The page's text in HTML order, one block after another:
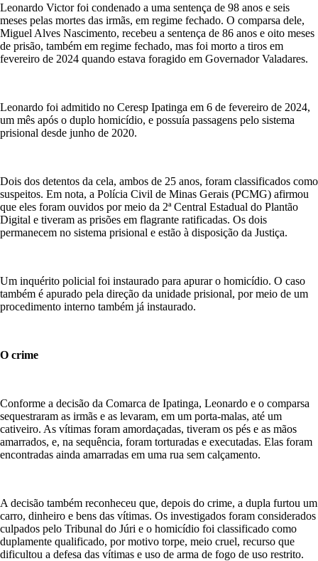
Leonardo Victor foi condenado a uma sentença de 98 anos e seis
meses pelas mortes das irmãs, em regime fechado. O comparsa dele,
Miguel Alves Nascimento, recebeu a sentença de 86 anos e oito meses
de prisão, também em regime fechado, mas foi morto a tiros em
fevereiro de 2024 quando estava foragido em Governador Valadares.
Leonardo foi admitido no Ceresp Ipatinga em 6 de fevereiro de 2024,
um mês após o duplo homicídio, e possuía passagens pelo sistema
prisional desde junho de 2020.
Dois dos detentos da cela, ambos de 25 anos, foram classificados como
suspeitos. Em nota, a Polícia Civil de Minas Gerais (PCMG) afirmou
que eles foram ouvidos por meio da 2ª Central Estadual do Plantão
Digital e tiveram as prisões em flagrante ratificadas. Os dois
permanecem no sistema prisional e estão à disposição da Justiça.
Um inquérito policial foi instaurado para apurar o homicídio. O caso
também é apurado pela direção da unidade prisional, por meio de um
procedimento interno também já instaurado.
O crime
Conforme a decisão da Comarca de Ipatinga, Leonardo e o comparsa
sequestraram as irmãs e as levaram, em um porta-malas, até um
cativeiro. As vítimas foram amordaçadas, tiveram os pés e as mãos
amarrados, e, na sequência, foram torturadas e executadas. Elas foram
encontradas ainda amarradas em uma rua sem calçamento.
A decisão também reconheceu que, depois do crime, a dupla furtou um
carro, dinheiro e bens das vítimas. Os investigados foram considerados
culpados pelo Tribunal do Júri e o homicídio foi classificado como
duplamente qualificado, por motivo torpe, meio cruel, recurso que
dificultou a defesa das vítimas e uso de arma de fogo de uso restrito.